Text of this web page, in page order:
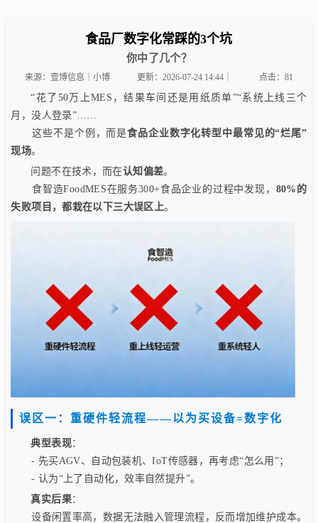
食品厂数字化常踩的3个坑
你中了几个？
来源：壹博信息｜小博 更新：2026-07-24 14:44｜ 点击：81
“花了50万上MES，结果车间还是用纸质单”“系统上线三个
月，没人登录”……
这些不是个例，而是食品企业数字化转型中最常见的“烂尾”
现场。
问题不在技术，而在认知偏差。
食智造FoodMES在服务300+食品企业的过程中发现， 80%的
失败项目，都栽在以下三大误区上。
误区一：重硬件轻流程——以为买设备=数字化
典型表现：
- 先买AGV、自动包装机、IoT传感器，再考虑“怎么用”；
- 认为“上了自动化，效率自然提升”。
真实后果：
设备闲置率高，数据无法融入管理流程，反而增加维护成本。